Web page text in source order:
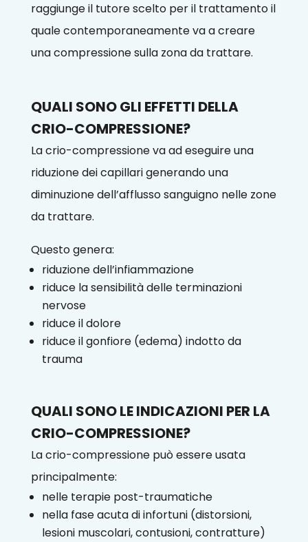
raggiunge il tutore scelto per il trattamento il
quale contemporaneamente va a creare
una compressione sulla zona da trattare.
QUALI SONO GLI EFFETTI DELLA
CRIO-COMPRESSIONE?
La crio-compressione va ad eseguire una
riduzione dei capillari generando una
diminuzione dell’afflusso sanguigno nelle zone
da trattare.
Questo genera:
riduzione dell’infiammazione
riduce la sensibilità delle terminazioni
nervose
riduce il dolore
riduce il gonfiore (edema) indotto da
trauma
QUALI SONO LE INDICAZIONI PER LA
CRIO-COMPRESSIONE?
La crio-compressione può essere usata
principalmente:
nelle terapie post-traumatiche
nella fase acuta di infortuni (distorsioni,
lesioni muscolari, contusioni, contratture)